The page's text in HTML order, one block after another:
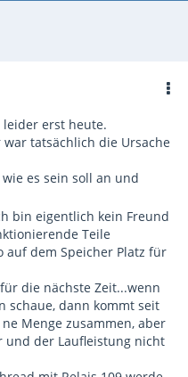
leider erst heute.
tatsächlich die Ursache
es sein soll an und
bin eigentlich kein Freund
Teile
auf dem Speicher Platz für
die nächste Zeit...wenn
schaue, dann kommt seit
Menge zusammen, aber
und der Laufleistung nicht